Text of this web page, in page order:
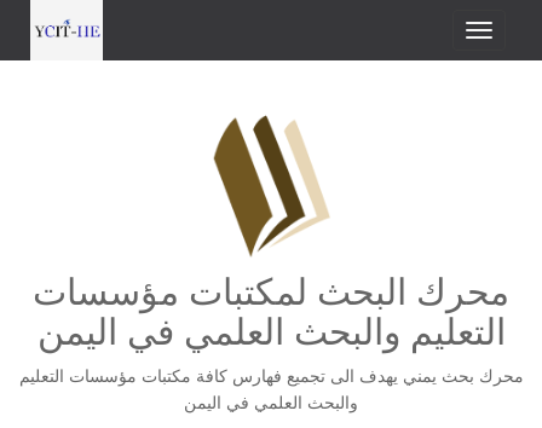
محرك البحث لمكتبات مؤسسات
التعليم والبحث العلمي في اليمن
محرك بحث يمني يهدف الى تجميع فهارس كافة مكتبات مؤسسات التعليم
والبحث العلمي في اليمن